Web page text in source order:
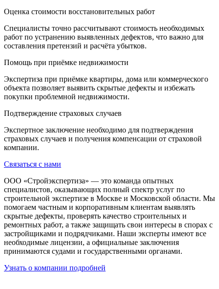
Оценка стоимости восстановительных работ
Специалисты точно рассчитывают стоимость необходимых
работ по устранению выявленных дефектов, что важно для
составления претензий и расчёта убытков.
Помощь при приёмке недвижимости
Экспертиза при приёмке квартиры, дома или коммерческого
объекта позволяет выявить скрытые дефекты и избежать
покупки проблемной недвижимости.
Подтверждение страховых случаев
Экспертное заключение необходимо для подтверждения
страховых случаев и получения компенсации от страховой
компании.
Связаться с нами
ООО «Стройэкспертиза» — это команда опытных
специалистов, оказывающих полный спектр услуг по
строительной экспертизе в Москве и Московской области. Мы
помогаем частным и корпоративным клиентам выявлять
скрытые дефекты, проверять качество строительных и
ремонтных работ, а также защищать свои интересы в спорах с
застройщиками и подрядчиками. Наши эксперты имеют все
необходимые лицензии, а официальные заключения
принимаются судами и государственными органами.
Узнать о компании подробней